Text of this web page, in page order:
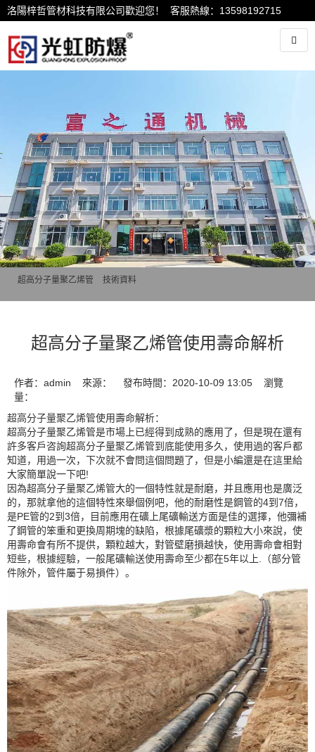
洛陽梓哲管材科技有限公司歡迎您！ 客服熱線：13598192715
超高分子量聚乙烯管 技術資料
超高分子量聚乙烯管使用壽命解析
作者：admin 來源： 發布時間：2020-10-09 13:05 瀏覽
量：
超高分子量聚乙烯管使用壽命解析：
超高分子量聚乙烯管是市場上已經得到成熟的應用了，但是現在還有
許多客戶咨詢超高分子量聚乙烯管到底能使用多久，使用過的客戶都
知道，用過一次，下次就不會問這個問題了，但是小編還是在這里給
大家簡單說一下吧!
因為超高分子量聚乙烯管大的一個特性就是耐磨，并且應用也是廣泛
的，那就拿他的這個特性來舉個例吧，他的耐磨性是鋼管的4到7倍，
是PE管的2到3倍，目前應用在礦上尾礦輸送方面是佳的選擇，他彌補
了鋼管的笨重和更換周期塊的缺陷，根據尾礦漿的顆粒大小來說，使
用壽命會有所不提供，顆粒越大，對管壁磨損越快，使用壽命會相對
短些，根據經驗，一般尾礦輸送使用壽命至少都在5年以上.（部分管
件除外，管件屬于易損件）。